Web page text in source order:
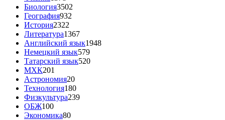
Биология3502
География932
История2322
Литература1367
Английский язык1948
Немецкий язык579
Татарский язык520
МХК201
Астрономия20
Технология180
Физкультура239
ОБЖ100
Экономика80